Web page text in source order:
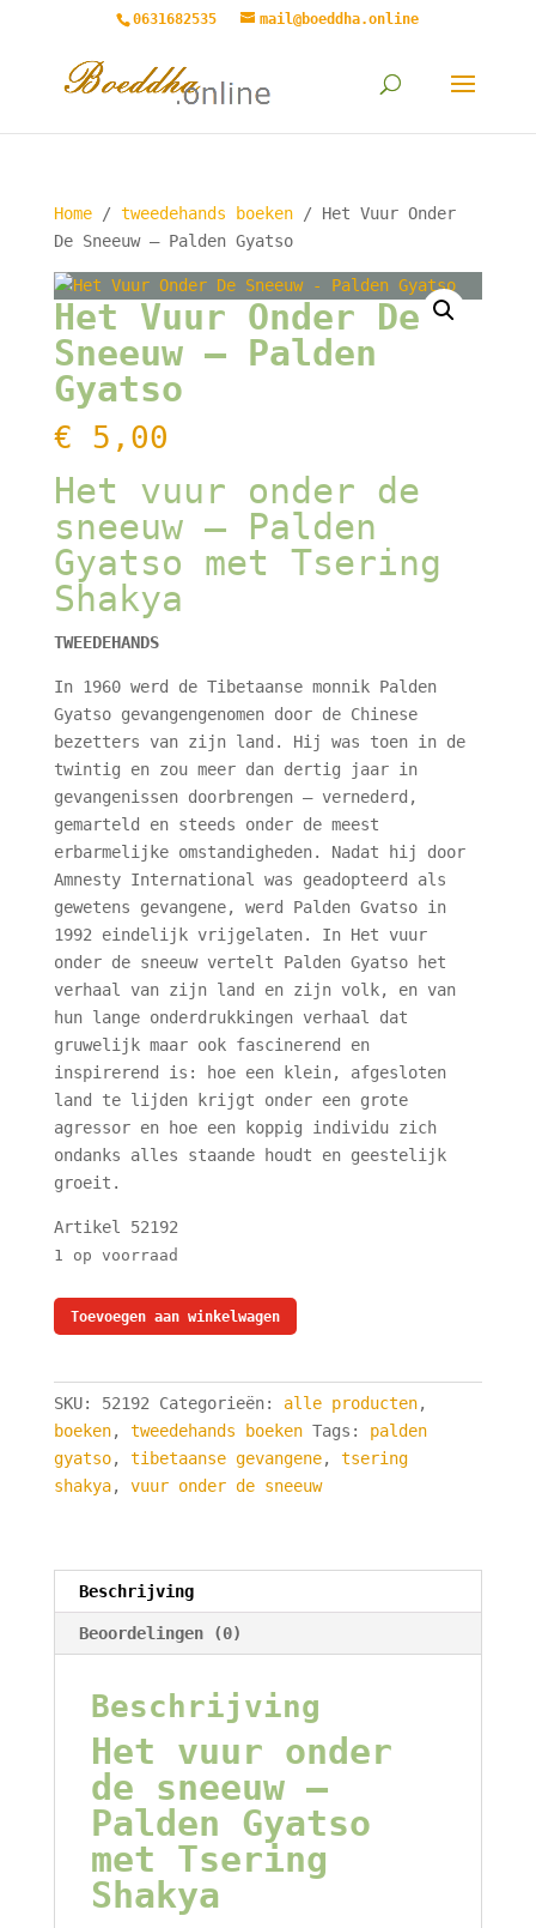
0631682535 mail@boeddha.online
Home/ tweedehands boeken/ Het Vuur Onder
De Sneeuw – Palden Gyatso
Het Vuur Onder De
Sneeuw – Palden
Gyatso
€ 5,00
Het vuur onder de
sneeuw – Palden
Gyatso met Tsering
Shakya
TWEEDEHANDS
In 1960 werd de Tibetaanse monnik Palden
Gyatso gevangengenomen door de Chinese
bezetters van zijn land. Hij was toen in de
twintig en zou meer dan dertig jaar in
gevangenissen doorbrengen – vernederd,
gemarteld en steeds onder de meest
erbarmelijke omstandigheden. Nadat hij door
Amnesty International was geadopteerd als
gewetens gevangene, werd Palden Gvatso in
1992 eindelijk vrijgelaten. In Het vuur
onder de sneeuw vertelt Palden Gyatso het
verhaal van zijn land en zijn volk, en van
hun lange onderdrukkingen verhaal dat
gruwelijk maar ook fascinerend en
inspirerend is: hoe een klein, afgesloten
land te lijden krijgt onder een grote
agressor en hoe een koppig individu zich
ondanks alles staande houdt en geestelijk
groeit.
Artikel 52192
1 op voorraad
Het
Vuur
Sneeuw
Palden
Toevoegen aan winkelwagen
SKU: 52192 Categorieën: alle producten,
boeken, tweedehands boeken Tags: palden
gyatso, tibetaanse gevangene, tsering
shakya, vuur onder de sneeuw
Beschrijving
Beoordelingen (0)
Beschrijving
Het vuur onder
de sneeuw –
Palden Gyatso
met Tsering
Shakya